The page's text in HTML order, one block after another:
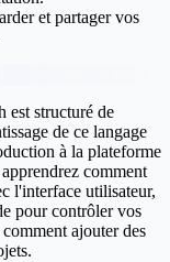
et partager vos
est structuré de
de ce langage
à la plateforme
comment
l'interface utilisateur,
pour contrôler vos
ajouter des